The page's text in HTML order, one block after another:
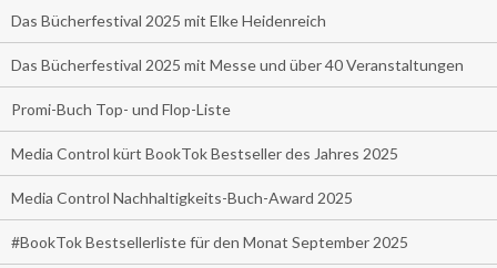
Das Bücherfestival 2025 mit Elke Heidenreich
Das Bücherfestival 2025 mit Messe und über 40 Veranstaltungen
Promi-Buch Top- und Flop-Liste
Media Control kürt BookTok Bestseller des Jahres 2025
Media Control Nachhaltigkeits-Buch-Award 2025
#BookTok Bestsellerliste für den Monat September 2025